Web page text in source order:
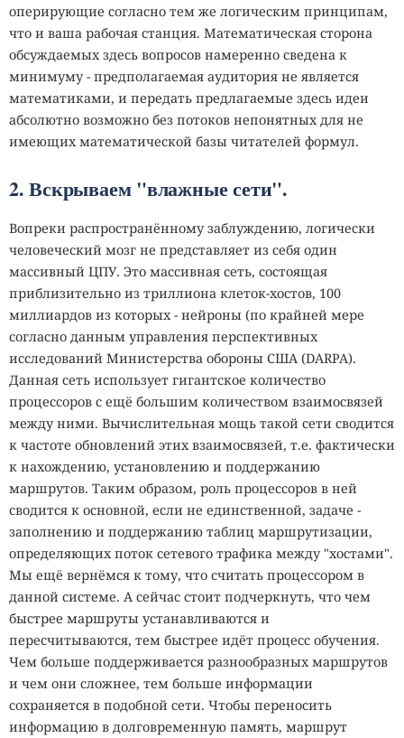
оперирующие согласно тем же логическим принципам,
что и ваша рабочая станция. Математическая сторона
обсуждаемых здесь вопросов намеренно сведена к
минимуму - предполагаемая аудитория не является
математиками, и передать предлагаемые здесь идеи
абсолютно возможно без потоков непонятных для не
имеющих математической базы читателей формул.
2. Вскрываем "влажные сети".
Вопреки распространённому заблуждению, логически
человеческий мозг не представляет из себя один
массивный ЦПУ. Это массивная сеть, состоящая
приблизительно из триллиона клеток-хостов, 100
миллиардов из которых - нейроны (по крайней мере
согласно данным управления перспективных
исследований Министерства обороны США (DARPA).
Данная сеть использует гигантское количество
процессоров с ещё большим количеством взаимосвязей
между ними. Вычислительная мощь такой сети сводится
к частоте обновлений этих взаимосвязей, т.е. фактически
к нахождению, установлению и поддержанию
маршрутов. Таким образом, роль процессоров в ней
сводится к основной, если не единственной, задаче -
заполнению и поддержанию таблиц маршрутизации,
определяющих поток сетевого трафика между "хостами".
Мы ещё вернёмся к тому, что считать процессором в
данной системе. А сейчас стоит подчеркнуть, что чем
быстрее маршруты устанавливаются и
пересчитываются, тем быстрее идёт процесс обучения.
Чем больше поддерживается разнообразных маршрутов
и чем они сложнее, тем больше информации
сохраняется в подобной сети. Чтобы переносить
информацию в долговременную память, маршрут